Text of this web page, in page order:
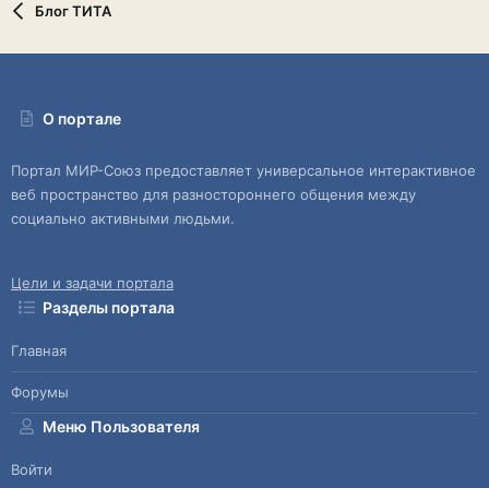
Блог ТИТА
О портале
Портал МИР-Союз предоставляет универсальное интерактивное
веб пространство для разностороннего общения между
социально активными людьми.
Цели и задачи портала
Разделы портала
Главная
Форумы
Меню Пользователя
Войти